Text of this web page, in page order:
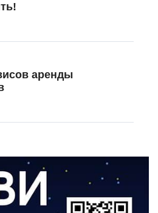
аренды
16 станций
посёлках области